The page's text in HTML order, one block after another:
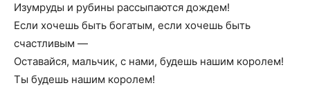
Изумруды и рубины рассыпаются дождем!
Если хочешь быть богатым, если хочешь быть
счастливым —
Оставайся, мальчик, с нами, будешь нашим королем!
Ты будешь нашим королем!